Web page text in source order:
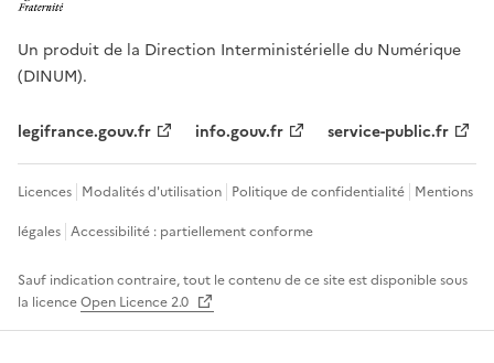
Un produit de la Direction Interministérielle du Numérique
(DINUM).
legifrance.gouv.fr info.gouv.fr service-public.fr
Licences Modalités d'utilisation Politique de confidentialité Mentions
légales Accessibilité : partiellement conforme
Sauf indication contraire, tout le contenu de ce site est disponible sous
la licenceOpen Licence 2.0